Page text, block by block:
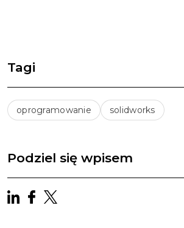
Tagi
oprogramowanie solidworks
Podziel się wpisem